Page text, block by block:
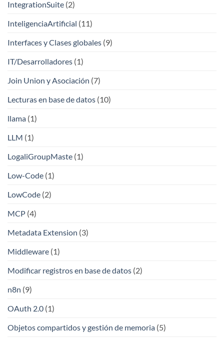
IntegrationSuite (2)
InteligenciaArtificial (11)
Interfaces y Clases globales (9)
IT/Desarrolladores (1)
Join Union y Asociación (7)
Lecturas en base de datos (10)
llama (1)
LLM (1)
LogaliGroupMaste (1)
Low-Code (1)
LowCode (2)
MCP (4)
Metadata Extension (3)
Middleware (1)
Modificar registros en base de datos (2)
n8n (9)
OAuth 2.0 (1)
Objetos compartidos y gestión de memoria (5)